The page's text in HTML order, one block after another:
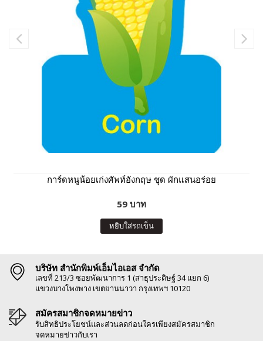
การ์ดหนูน้อยเก่งศัพท์อังกฤษ ชุด ผักแสนอร่อย
59 บาท
หยิบใส่รถเข็น
บริษัท สำนักพิมพ์เอ็มไอเอส จำกัด
เลขที่ 213/3 ซอยพัฒนาการ 1 (สาธุประดิษฐ์ 34 แยก 6)
แขวงบางโพงพาง เขตยานนาวา กรุงเทพฯ 10120
สมัครสมาชิกจดหมายข่าว
รับสิทธิประโยชน์และส่วนลดก่อนใครเพียงสมัครสมาชิก
จดหมายข่าวกับเรา